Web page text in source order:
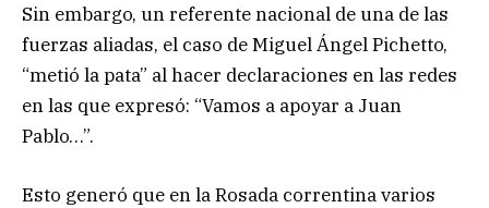
Sin embargo, un referente nacional de una de las
fuerzas aliadas, el caso de Miguel Ángel Pichetto,
“metió la pata” al hacer declaraciones en las redes
en las que expresó: “Vamos a apoyar a Juan
Pablo…”.
Esto generó que en la Rosada correntina varios